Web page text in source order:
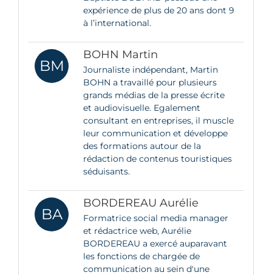
expérience de plus de 20 ans dont 9
à l’international.
BM
BOHN Martin
Journaliste indépendant, Martin
BOHN a travaillé pour plusieurs
grands médias de la presse écrite
et audiovisuelle. Egalement
consultant en entreprises, il muscle
leur communication et développe
des formations autour de la
rédaction de contenus touristiques
séduisants.
BA
BORDEREAU Aurélie
Formatrice social media manager
et rédactrice web, Aurélie
BORDEREAU a exercé auparavant
les fonctions de chargée de
communication au sein d'une